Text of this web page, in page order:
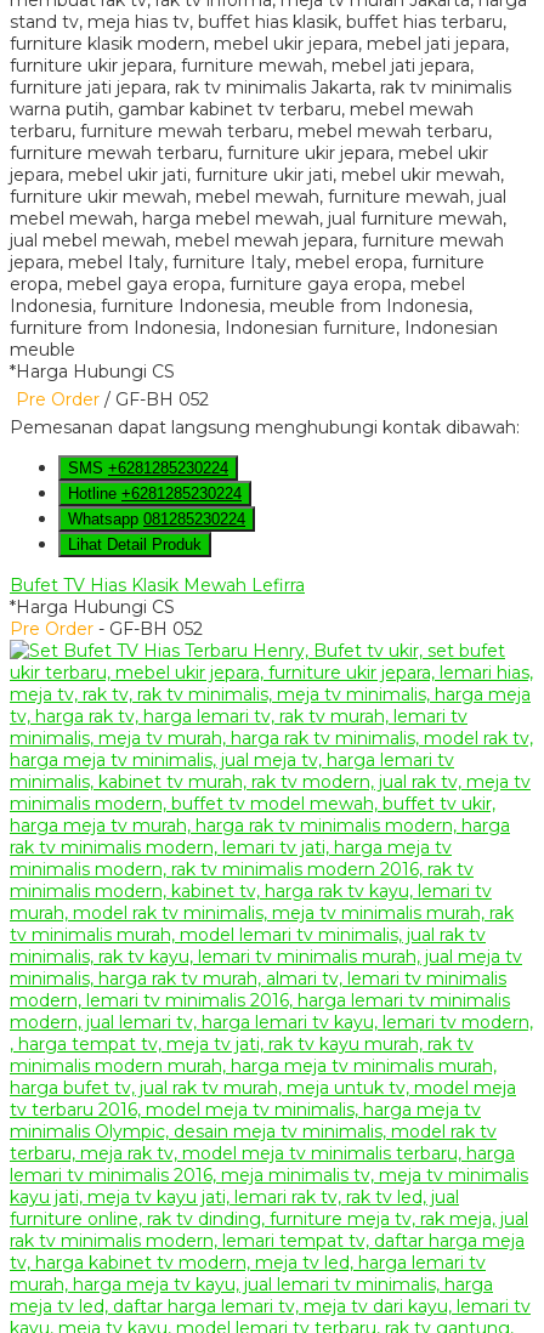
*Harga Hubungi CS
Pre Order / GF-BH 052
Pemesanan dapat langsung menghubungi kontak dibawah:
SMS +6281285230224
Hotline +6281285230224
Whatsapp 081285230224
Lihat Detail Produk
Bufet TV Hias Klasik Mewah Lefirra
*Harga Hubungi CS
Pre Order - GF-BH 052